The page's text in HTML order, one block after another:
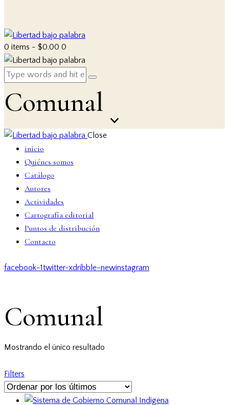
0 items - $0.00 0
Comunal
Close
inicio
Quiénes somos
Catálogo
Autores
Actividades
Cartografía editorial
Puntos de distribución
Contacto
facebook-1twitter-xdribble-newinstagram
Comunal
Mostrando el único resultado
Filters